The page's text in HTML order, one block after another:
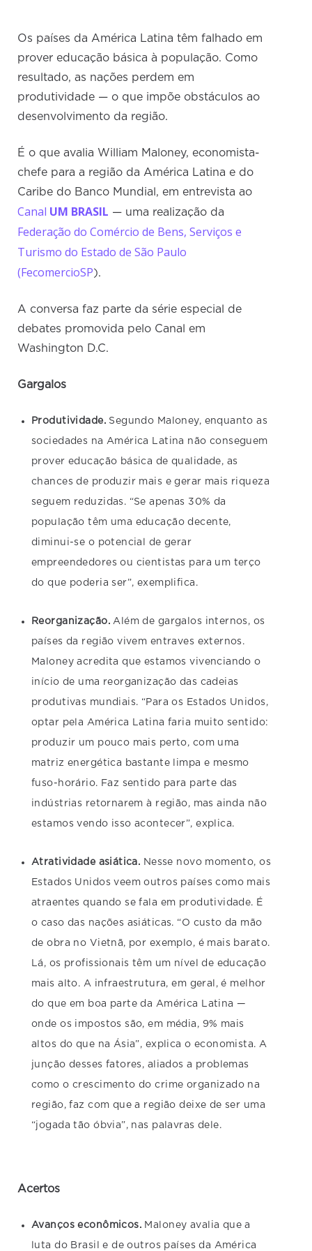
Os países da América Latina têm falhado em
prover educação básica à população. Como
resultado, as nações perdem em
produtividade — o que impõe obstáculos ao
desenvolvimento da região.
É o que avalia William Maloney, economista-
chefe para a região da América Latina e do
Caribe do Banco Mundial, em entrevista ao
Canal UM BRASIL — uma realização da
Federação do Comércio de Bens, Serviços e
Turismo do Estado de São Paulo
(FecomercioSP).
A conversa faz parte da série especial de
debates promovida pelo Canal em
Washington D.C.
Gargalos
Produtividade. Segundo Maloney, enquanto as
sociedades na América Latina não conseguem
prover educação básica de qualidade, as
chances de produzir mais e gerar mais riqueza
seguem reduzidas. “Se apenas 30% da
população têm uma educação decente,
diminui-se o potencial de gerar
empreendedores ou cientistas para um terço
do que poderia ser”, exemplifica.
Reorganização.Além de gargalos internos, os
países da região vivem entraves externos.
Maloney acredita que estamos vivenciando o
início de uma reorganização das cadeias
produtivas mundiais. “Para os Estados Unidos,
optar pela América Latina faria muito sentido:
produzir um pouco mais perto, com uma
matriz energética bastante limpa e mesmo
fuso-horário. Faz sentido para parte das
indústrias retornarem à região, mas ainda não
estamos vendo isso acontecer”, explica.
Atratividade asiática. Nesse novo momento, os
Estados Unidos veem outros países como mais
atraentes quando se fala em produtividade. É
o caso das nações asiáticas. “O custo da mão
de obra no Vietnã, por exemplo, é mais barato.
Lá, os profissionais têm um nível de educação
mais alto. A infraestrutura, em geral, é melhor
do que em boa parte da América Latina —
onde os impostos são, em média, 9% mais
altos do que na Ásia”, explica o economista. A
junção desses fatores, aliados a problemas
como o crescimento do crime organizado na
região, faz com que a região deixe de ser uma
“jogada tão óbvia”, nas palavras dele.
Acertos
Avanços econômicos. Maloney avalia que a
luta do Brasil e de outros países da América